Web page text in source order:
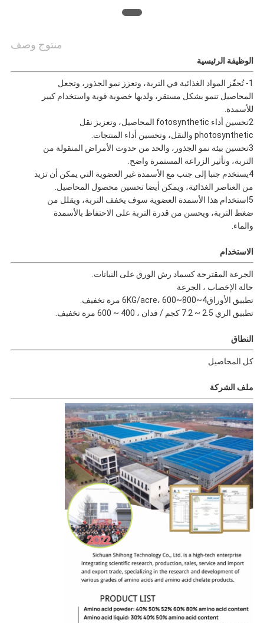
الخصوصية
منتوج وصف
الوظيفة الرئيسية
1- تُحفّز المواد الغذائية في التربة، وتعزز نمو الجذور، وتجعل
المحاصيل تنمو بشكل مستقر، ولديها خصوبة قوية واستخدام كبير
للأسمدة.
2تحسين أداء fotosynthetic المحاصيل، وتعزيز نقل
photosynthetic والنقل، وتحسين أداء المنتجات.
3تحسين بيئة نمو الجذور، والحد من حدوث الأمراض المنقولة من
التربة، وتأثير الزراعة المستمرة واضح.
4يستخدم جنبا إلى جنب مع الأسمدة غير العضوية التي يمكن أن تزيد
من العناصر الغذائية، ويمكن أيضا تحسين محصول المحاصيل.
5استخدام هذا الأسمدة العضوية سوف يخفف التربة، ويقلل من
ضغط التربة، ويحسن من قدرة التربة على الاحتفاظ بالأسمدة
والماء.
الاستخدام
الجرعة المقترحة كسماد رش الورق على النباتات.
حالة الإخصاب ، الجرعة
تطبيق الأوراق4~6KG/acre، 600~800 مرة تخفيف.
تطبيق الري 2.5 ~ 7.2 كجم / فدان ، 400 ~ 600 مرة تخفيف.
النطاق
كل المحاصيل
ملف الشركة